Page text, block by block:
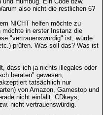
also nicht die restlichen 6?
NICHT helfen möchte zu
in erster Instanz die
"vertrauenswürdig" ist, würde
prüfen. Was soll das? Was ist
dass ich ja nichts illegales oder
beraten" gewesen,
tatsächlich nur
von Amazon, Gamestop und
nicht einfällt. CDkeys,
nicht vertrauenswürdig.